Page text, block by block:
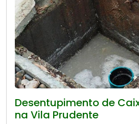
Desentupimento de
na Vila Prudente